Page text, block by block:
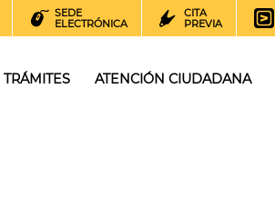
SEDE
ELECTRÓNICA
CITA
PREVIA
TRÁMITES ATENCIÓN CIUDADANA